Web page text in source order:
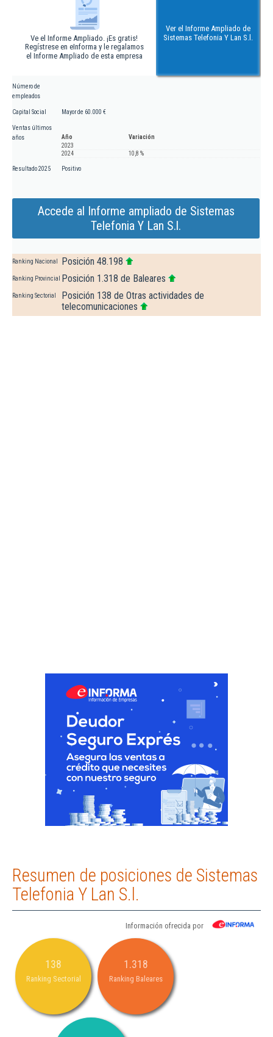
Ve el Informe Ampliado. ¡Es gratis!
Regístrese en eInforma y le regalamos
el Informe Ampliado de esta empresa
Ver el Informe Ampliado de
Sistemas Telefonia Y Lan S.l.
Número de
empleados
Capital Social Mayor de 60.000 €
Ventas últimos
años
Año
Variación
2023
2024
10,8 %
Resultado 2025 Positivo
Accede al Informe ampliado de Sistemas
Telefonia Y Lan S.l.
Ranking Nacional Posición 48.198
Ranking Provincial Posición 1.318 de Baleares
Ranking Sectorial
Posición 138 de Otras actividades de
telecomunicaciones
Resumen de posiciones de Sistemas
Telefonia Y Lan S.l.
Información ofrecida por
138
Ranking Sectorial
1.318
Ranking Baleares